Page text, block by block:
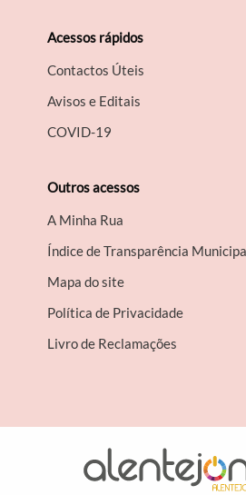
Filtros
Acessos rápidos
Contactos Úteis
Avisos e Editais
COVID-19
Outros acessos
A Minha Rua
Índice de Transparência
Mapa do site
Política de Privacidade
Livro de Reclamações